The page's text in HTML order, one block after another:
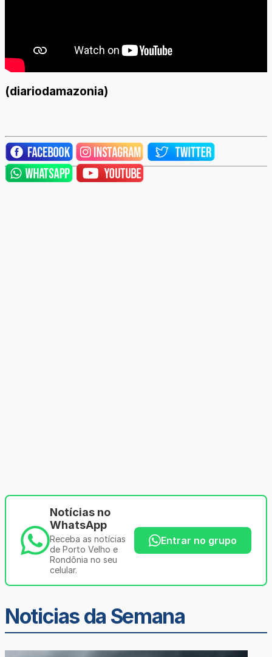
(diariodamazonia)
Notícias no
WhatsApp
Receba as notícias
de Porto Velho e
Rondônia no seu
celular.
Entrar no grupo
Noticias da Semana